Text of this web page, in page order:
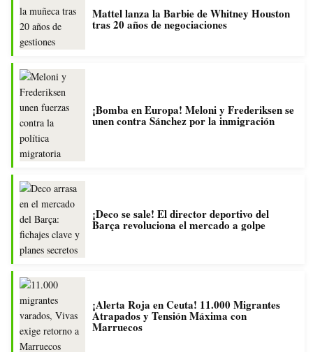
Mattel lanza la Barbie de Whitney Houston
tras 20 años de negociaciones
¡Bomba en Europa! Meloni y Frederiksen se
unen contra Sánchez por la inmigración
¡Deco se sale! El director deportivo del
Barça revoluciona el mercado a golpe
¡Alerta Roja en Ceuta! 11.000 Migrantes
Atrapados y Tensión Máxima con
Marruecos